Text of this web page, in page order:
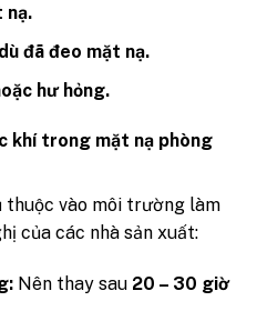
nạ.
đã đeo mặt nạ.
hư hỏng.
khí trong mặt nạ phòng
thuộc vào môi trường làm
của các nhà sản xuất:
Nên thay sau 20 – 30 giờ